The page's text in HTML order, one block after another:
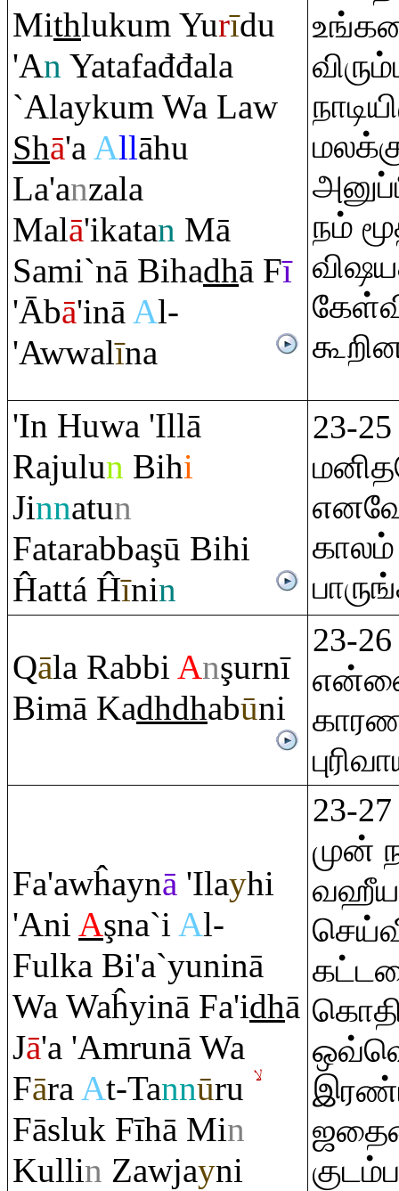
Mithlukum Yurīdu
'An Yatafađđala
`Alaykum Wa Law
Shā'aAllāhu
La'anzala
Malā'ikatan Mā
Sami`nā Bihadhā Fī
'Ābā'ināAl-
'Awwalīna
நம்
'In Huwa 'Illā
Rajulun Bihi
Jinnatun
Fatarabbaşū Bihi
Ĥattá Ĥīnin
23-
காலம்
Qāla Rabbi Anşurnī
Bimā Kadhdhabūni
23-
Fa'awĥaynā 'Ilayhi
'Ani Aşna`i Al-
Fulka Bi'a`yuninā
Wa Waĥyinā Fa'idhā
Jā'a 'Amrunā Wa
FāraAt-Tannūru
Fāsluk Fīhā Min
Kullin Zawjayni
23-
முன்